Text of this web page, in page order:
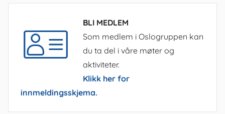
BLI MEDLEM
Som medlem i Oslogruppen kan
du ta del i våre møter og
aktiviteter.
Klikk her for
innmeldingsskjema.